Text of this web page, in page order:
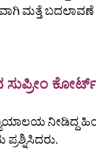
ಮತ್ತೆ
ಸುಪ್ರೀಂ
ನೀಡಿದ್ದ